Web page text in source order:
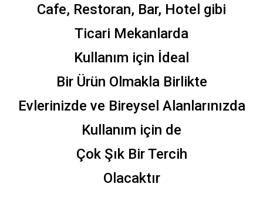
Cafe, Restoran, Bar, Hotel gibi
Ticari Mekanlarda
Kullanım için İdeal
Bir Ürün Olmakla Birlikte
Evlerinizde ve Bireysel Alanlarınızda
Kullanım için de
Çok Şık Bir Tercih
Olacaktır